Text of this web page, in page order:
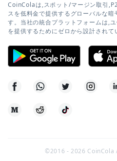
CoinColaは,スポット/マージン取引
スを低料金で提供するグローバルな
す。当社の統合プラットフォームは,
を提供するためにゼロから設計されて
©2016 -2026 CoinCola